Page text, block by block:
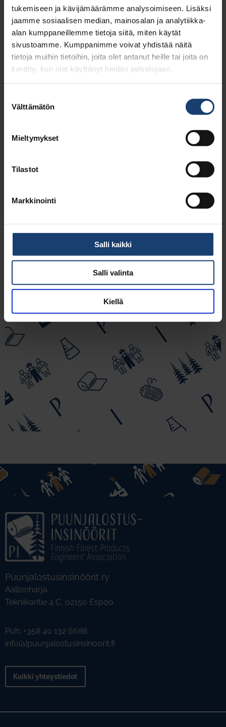
tukemiseen ja kävijämäärämme analysoimiseen. Lisäksi
jaamme sosiaalisen median, mainosalan ja analytiikka-
alan kumppaneillemme tietoja siitä, miten käytät
sivustoamme. Kumppanimme voivat yhdistää näitä
tietoja muihin tietoihin, joita olet antanut heille tai joita on
kerätty, kun olet käyttänyt heidän palvelujaan.
valinta
Välttämätön
Mieltymykset
Tilastot
Markkinointi
Salli kaikki
Salli valinta
Kiellä
9.4. Lignosulfonaatit, Karatex ja Lignobond-
menetelmä
9.5. CMC
9.6. SINI liukoselluprosessi
9.7. Selluloosakarbamaatit
9.8. Selluloosan suoraliuotus
9.9 Oulun mäntyöljy- ja tärpättijalosteet
10. Energia
aktiviteetit
Puunjalostusinsinöörit ry
Aallonharja
Tekniikantie 4 C, 02150 Espoo
Puh. +358 40 132 6688
info(a)puunjalostusinsinoorit.fi
Kaikki yhteystiedot